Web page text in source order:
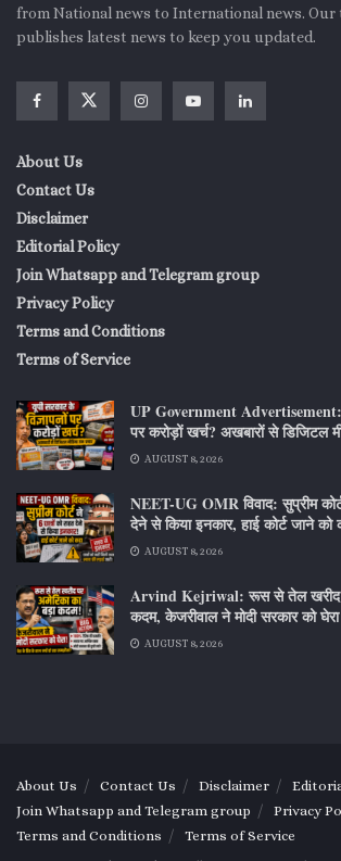
from National news to International news.
publishes latest news to keep you updated.
About Us
Contact Us
Disclaimer
Editorial Policy
Join Whatsapp and Telegram group
Privacy Policy
Terms and Conditions
Terms of Service
UP Government Advertisement:
पर करोड़ों खर्च? अखबारों से डिजिटल
AUGUST 8, 2026
NEET-UG OMR विवाद: सुप्रीम
देने से किया इनकार, हाई कोर्ट जाने को
AUGUST 8, 2026
Arvind Kejriwal: रूस से तेल खरीद
कदम, केजरीवाल ने मोदी सरकार को घेरा
AUGUST 8, 2026
About Us Contact Us Disclaimer
Join Whatsapp and Telegram group
Privacy
Terms and Conditions
Terms of Service